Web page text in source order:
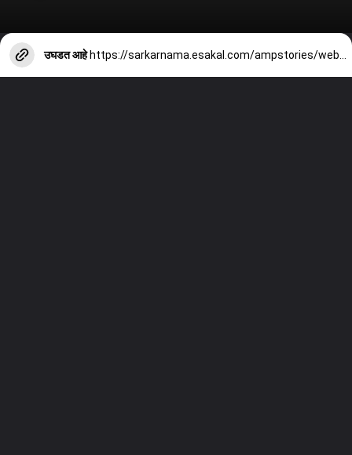
उघडत आहे https://sarkarnama.esakal.com/ampstories/web-stories/petrol-pump-fraud-tips-fuel-filling-scam-india-customer-checks-fuel-meter-rm82